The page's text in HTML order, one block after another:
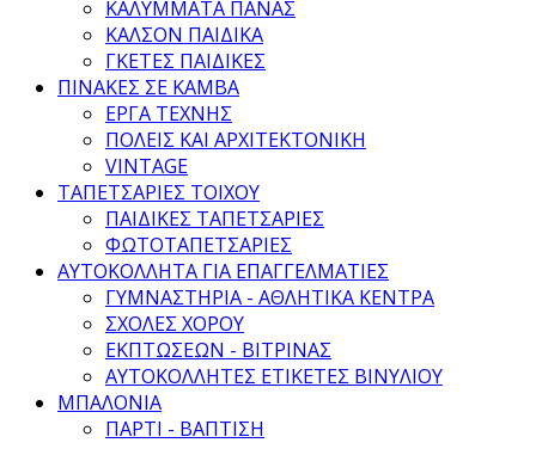
ΚΑΛΥΜΜΑΤΑ ΠΑΝΑΣ
ΚΑΛΣΟΝ ΠΑΙΔΙΚΑ
ΓΚΕΤΕΣ ΠΑΙΔΙΚΕΣ
ΠΙΝΑΚΕΣ ΣΕ ΚΑΜΒΑ
ΕΡΓΑ ΤΕΧΝΗΣ
ΠΟΛΕΙΣ ΚΑΙ ΑΡΧΙΤΕΚΤΟΝΙΚΗ
VINTAGE
ΤΑΠΕΤΣΑΡΙΕΣ ΤΟΙΧΟΥ
ΠΑΙΔΙΚΕΣ ΤΑΠΕΤΣΑΡΙΕΣ
ΦΩΤΟΤΑΠΕΤΣΑΡΙΕΣ
ΑΥΤΟΚΟΛΛΗΤΑ ΓΙΑ ΕΠΑΓΓΕΛΜΑΤΙΕΣ
ΓΥΜΝΑΣΤΗΡΙΑ - ΑΘΛΗΤΙΚΑ ΚΕΝΤΡΑ
ΣΧΟΛΕΣ ΧΟΡΟΥ
ΕΚΠΤΩΣΕΩΝ - ΒΙΤΡΙΝΑΣ
ΑΥΤΟΚΟΛΛΗΤΕΣ ΕΤΙΚΕΤΕΣ ΒΙΝΥΛΙΟΥ
ΜΠΑΛΟΝΙΑ
ΠΑΡΤΙ - ΒΑΠΤΙΣΗ